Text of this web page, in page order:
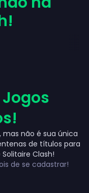
Jogos
não é sua única
de títulos para
Clash!
de se cadastrar!